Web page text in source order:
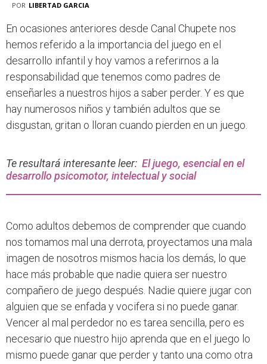
POR LIBERTAD GARCIA
En ocasiones anteriores desde Canal Chupete nos
hemos referido a la importancia del juego en el
desarrollo infantil y hoy vamos a referirnos a la
responsabilidad que tenemos como padres de
enseñarles a nuestros hijos a saber perder. Y es que
hay numerosos niños y también adultos que se
disgustan, gritan o lloran cuando pierden en un juego.
Te resultará interesante leer: El juego, esencial en el
desarrollo psicomotor, intelectual y social
Como adultos debemos de comprender que cuando
nos tomamos mal una derrota, proyectamos una mala
imagen de nosotros mismos hacia los demás, lo que
hace más probable que nadie quiera ser nuestro
compañero de juego después. Nadie quiere jugar con
alguien que se enfada y vocifera si no puede ganar.
Vencer al mal perdedor no es tarea sencilla, pero es
necesario que nuestro hijo aprenda que en el juego lo
mismo puede ganar que perder y tanto una como otra